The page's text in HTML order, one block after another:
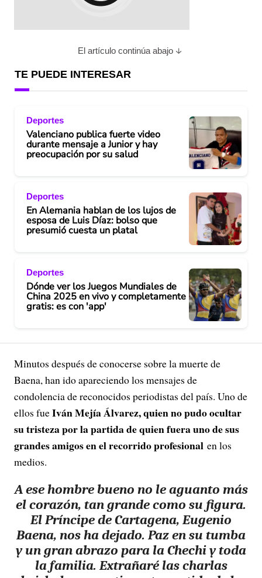
El artículo continúa abajo
TE PUEDE INTERESAR
Deportes
Valenciano publica fuerte video
durante mensaje a Junior y hay
preocupación por su salud
Deportes
En Alemania hablan de los lujos de
esposa de Luis Díaz: bolso que
presumió cuesta un platal
Deportes
Dónde ver los Juegos Mundiales de
China 2025 en vivo y completamente
gratis: es con 'app'
Minutos después de conocerse sobre la muerte de
Baena, han ido apareciendo los mensajes de
condolencia de reconocidos periodistas del país. Uno de
ellos fueIván Mejía Álvarez, quien no pudo ocultar
su tristeza por la partida de quien fuera uno de sus
grandes amigos en el recorrido profesional en los
medios.
A ese hombre bueno no le aguanto más
el corazón, tan grande como su figura.
El Príncipe de Cartagena, Eugenio
Baena, nos ha dejado. Paz en su tumba
y un gran abrazo para la Chechi y toda
la familia. Extrañaré las charlas